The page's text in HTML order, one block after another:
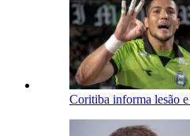
Coritiba informa lesão